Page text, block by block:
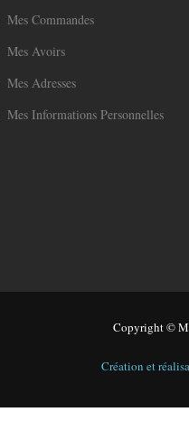
Mes Commandes
Mes Avoirs
Mes Adresses
Mes Informations Personnelles
Copyright ©
Création et